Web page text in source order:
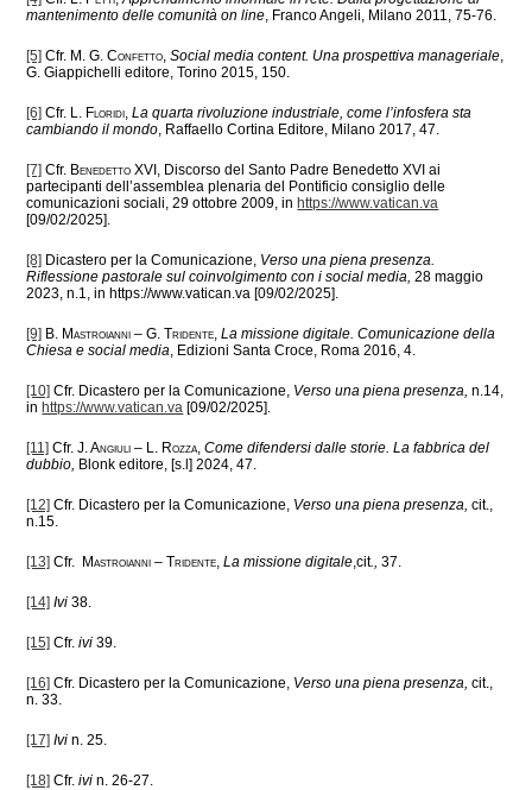
mantenimento delle comunità on line , Franco Angeli, Milano 2011, 75-76.
[5] Cfr. M. G. Confetto ,Social media content. Una prospettiva manageriale
G. Giappichelli editore, Torino 2015, 150.
[6] Cfr. L. Floridi ,La quarta rivoluzione industriale, come l’infosfera sta
cambiando il mondo , Raffaello Cortina Editore, Milano 2017, 47.
[7] Cfr. Benedetto XVI , Discorso del Santo Padre Benedetto XVI ai
partecipanti dell’assemblea plenaria del Pontificio consiglio delle
comunicazioni sociali, 29 ottobre 2009, inhttps://www.vatican.va
[09/02/2025].
[8] Dicastero per la Comunicazione, Verso una piena presenza.
Riflessione pastorale sul coinvolgimento con i social media,28 maggio
2023, n.1, in https://www.vatican.va [09/02/2025].
[9] B. Mastroianni – G. Tridente ,La missione digitale. Comunicazione della
Chiesa e social media , Edizioni Santa Croce, Roma 2016, 4.
[10] Cfr. Dicastero per la Comunicazione, Verso una piena presenza, n.14,
inhttps://www.vatican.va [09/02/2025].
[11] Cfr.J. Angiuli – L. Rozza ,Come difendersi dalle storie. La fabbrica del
dubbio, Blonk editore, [s.l] 2024, 47.
[12] Cfr. Dicastero per la Comunicazione, Verso una piena presenza, cit.,
n.15.
[13] Cfr. Mastroianni – Tridente ,La missione digitale ,cit., 37.
[14] Ivi 38.
[15] Cfr.ivi 39.
[16] Cfr. Dicastero per la Comunicazione, Verso una piena presenza,cit.,
n. 33.
[17] Ivi n. 25.
[18] Cfr.ivi n. 26-27.